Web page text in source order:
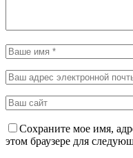
Сохраните мое имя,
этом браузере для